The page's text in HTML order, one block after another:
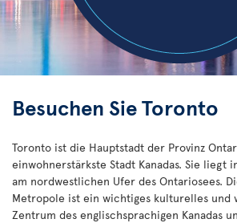
Besuchen Sie Toronto
Toronto ist die Hauptstadt der Provinz
einwohnerstärkste Stadt Kanadas. Sie liegt
am nordwestlichen Ufer des Ontariosees.
Metropole ist ein wichtiges kulturelles und
Zentrum des englischsprachigen Kanadas